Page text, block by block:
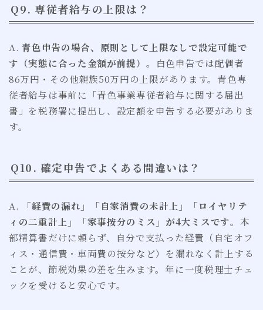
Q9. 専従者給与の上限は？
A.青色申告の場合、原則として上限なしで設定可能で
す（実態に合った金額が前提） 。白色申告では配偶者
86万円・その他親族50万円の上限があります。青色専
従者給与は事前に「青色事業専従者給与に関する届出
書」を税務署に提出し、設定額を申告する必要がありま
す。
Q10. 確定申告でよくある間違いは？
A.
「経費の漏れ」「自家消費の未計上」「ロイヤリテ
ィの二重計上」「家事按分のミス」が4大ミスです。本
部精算書だけに頼らず、自分で支払った経費（自宅オフ
ィス・通信費・車両費の按分など）を漏れなく計上する
ことが、節税効果の差を生みます。年に一度税理士チェ
ックを受けると安心です。